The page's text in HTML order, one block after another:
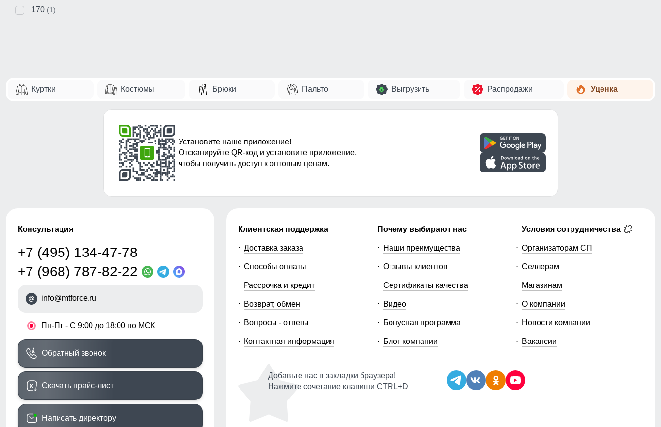
170 (1)
Куртки Костюмы Брюки Пальто Выгрузить Распродажи Уценка
Установите наше приложение!
Отсканируйте QR-код и установите приложение,
чтобы получить доступ к оптовым ценам.
Консультация
+7 (495) 134-47-78
+7 (968) 787-82-22
info@mtforce.ru
• Пн-Пт - С 9:00 до 18:00 по МСК
Обратный звонок
Скачать прайс-лист
Написать директору
Клиентская поддержка
Доставка заказа
Способы оплаты
Рассрочка и кредит
Возврат, обмен
Вопросы - ответы
Контактная информация
Почему выбирают нас
Наши преимущества
Отзывы клиентов
Сертификаты качества
Видео
Бонусная программа
Блог компании
Условия сотрудничества
Организаторам СП
Селлерам
Магазинам
О компании
Новости компании
Вакансии
Добавьте нас в закладки браузера!
Нажмите сочетание клавиши CTRL+D